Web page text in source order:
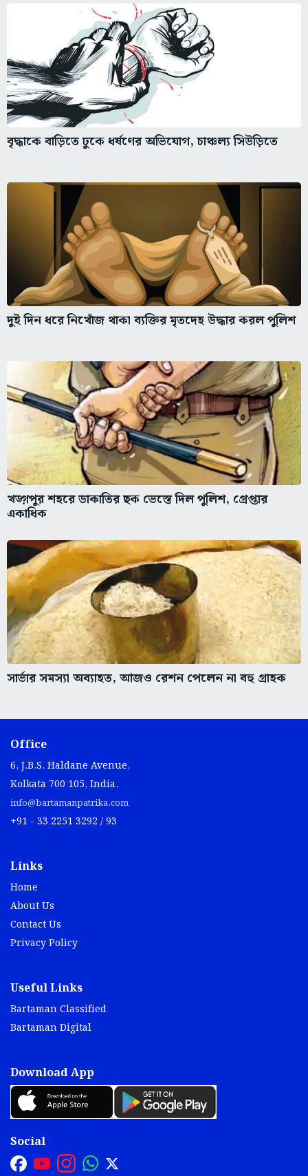
বৃদ্ধাকে বাড়িতে ঢুকে ধর্ষণের অভিযোগ, চাঞ্চল্য সিউড়িতে
দুই দিন ধরে নিখোঁজ থাকা ব্যক্তির মৃতদেহ উদ্ধার করল পুলিশ
খড়্গপুর শহরে ডাকাতির ছক ভেস্তে দিল পুলিশ, গ্রেপ্তার
একাধিক
সার্ভার সমস্যা অব্যাহত, আজও রেশন পেলেন না বহু গ্রাহক
Office
6, J.B.S. Haldane Avenue,
Kolkata 700 105, India.
info@bartamanpatrika.com
+91 - 33 2251 3292 / 93
Links
Home
About Us
Contact Us
Privacy Policy
Useful Links
Bartaman Classified
Bartaman Digital
Download App
Social